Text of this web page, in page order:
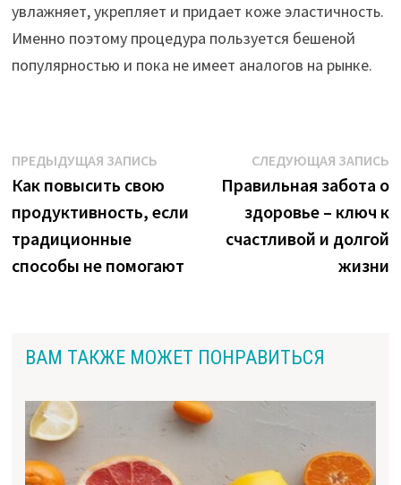
увлажняет, укрепляет и придает коже эластичность.
Именно поэтому процедура пользуется бешеной
популярностью и пока не имеет аналогов на рынке.
Навигация
по
записям
ПРЕДЫДУЩАЯ ЗАПИСЬПредыдущая
запись:
Как повысить свою
продуктивность, если
традиционные
способы не помогают
СЛЕДУЮЩАЯ ЗАПИСЬ
Правильная забота о
здоровье – ключ к
счастливой и долгой
жизни
ВАМ ТАКЖЕ МОЖЕТ ПОНРАВИТЬСЯ